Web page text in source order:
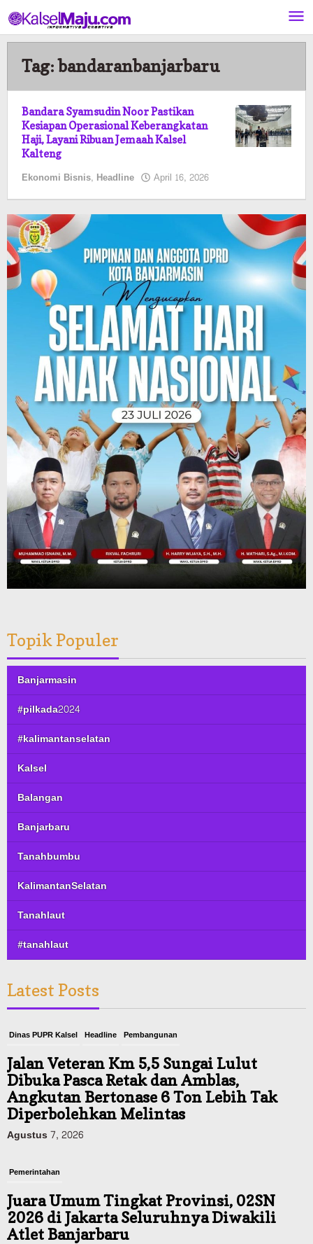
ke
konten
Tag:bandaranbanjarbaru
Bandara Syamsudin Noor Pastikan
Kesiapan Operasional Keberangkatan
Haji, Layani Ribuan Jemaah Kalsel
Kalteng
Ekonomi Bisnis, Headline April 16, 2026
Pimred
Topik Populer
Banjarmasin
#pilkada2024
#kalimantanselatan
Kalsel
Balangan
Banjarbaru
Tanahbumbu
KalimantanSelatan
Tanahlaut
#tanahlaut
Latest Posts
Dinas PUPR Kalsel Headline Pembangunan
Jalan Veteran Km 5,5 Sungai Lulut
Dibuka Pasca Retak dan Amblas,
Angkutan Bertonase 6 Ton Lebih Tak
Diperbolehkan Melintas
Agustus 7, 2026
Pemerintahan
Juara Umum Tingkat Provinsi, 02SN
2026 di Jakarta Seluruhnya Diwakili
Atlet Banjarbaru